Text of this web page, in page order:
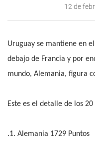
12 de
Uruguay se mantiene en
debajo de Francia y por
mundo, Alemania, figura
Este es el detalle de los
.1. Alemania 1729 Puntos